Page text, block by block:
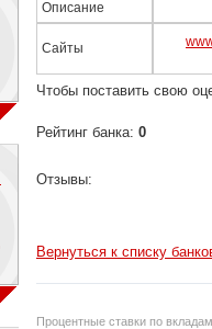
Описание
Сайты
Чтобы поставить свою
Рейтинг банка: 0
Отзывы:
Вернуться к списку
Процентные ставки по